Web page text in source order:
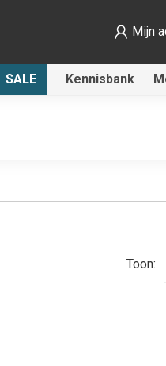
Mijn
SALE Kennisbank
Toon: